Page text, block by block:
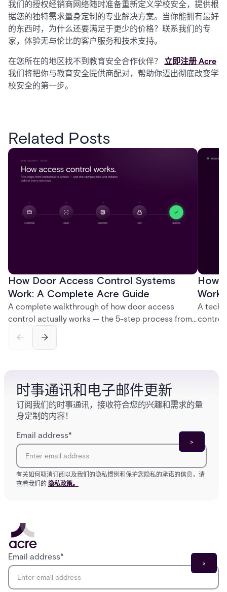
我们的授权经销商网络随时准备重新定义学校安全，提供根
据您的独特需求量身定制的专业解决方案。当你能拥有最好
的东西时，为什么还要满足于更少的价格？联系我们的专
家，体验无与伦比的客户服务和技术支持。
在您所在的地区找不到教育安全合作伙伴？ 立即注册 Acre
我们将把你与教育安全提供商配对，帮助你迈出彻底改变学
校安全的第一步。
Related Posts
How Door Access Control Systems
Work: A Complete Acre Guide
A complete walkthrough of how door access
control actually works — the 5-step process from
and software components, and the access control
How
A
control
时事通讯和电子邮件更新
订阅我们的时事通讯，接收符合您的兴趣和需求的量
身定制的内容！
Email address*
有关如何取消订阅以及我们的隐私惯例和保护您隐私的承诺的信息，请
查看我们的 隐私政策。
Email address*